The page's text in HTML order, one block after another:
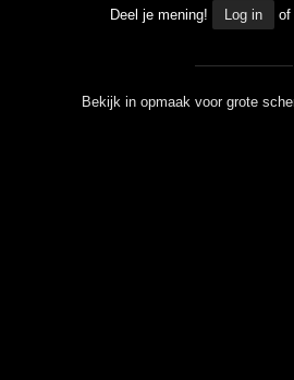
Deel je mening! Log in of
Bekijk in opmaak voor grote